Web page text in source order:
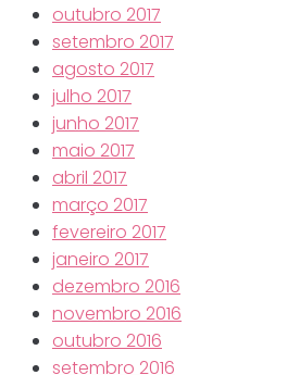
outubro 2017
setembro 2017
agosto 2017
julho 2017
junho 2017
maio 2017
abril 2017
março 2017
fevereiro 2017
janeiro 2017
dezembro 2016
novembro 2016
outubro 2016
setembro 2016